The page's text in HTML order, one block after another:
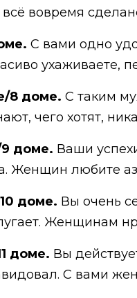
вовремя
С вами одно
ухаживаете,
8 доме. С таким
чего хотят,
доме. Ваши
Женщин любите
доме. Вы очень
Женщинам
доме. Вы
С вами